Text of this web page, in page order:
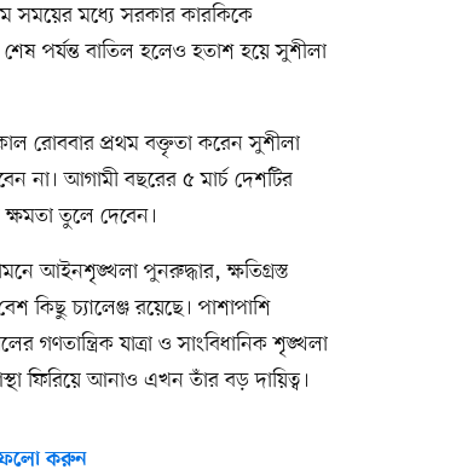
সময়ের মধ্যে সরকার কারকিকে
পর্যন্ত বাতিল হলেও হতাশ হয়ে সুশীলা
রোববার প্রথম বক্তৃতা করেন সুশীলা
না। আগামী বছরের ৫ মার্চ দেশটির
তুলে দেবেন।
আইনশৃঙ্খলা পুনরুদ্ধার, ক্ষতিগ্রস্ত
কিছু চ্যালেঞ্জ রয়েছে। পাশাপাশি
গণতান্ত্রিক যাত্রা ও সাংবিধানিক শৃঙ্খলা
ফিরিয়ে আনাও এখন তাঁর বড় দায়িত্ব।
ফলো করুন